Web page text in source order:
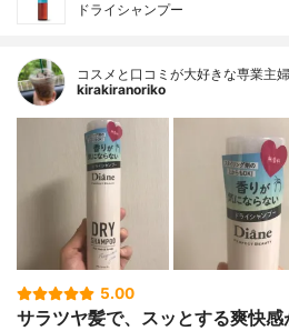
ドライシャンプー
コスメと口コミが大好きな専業主婦
kirakiranoriko
5.00
サラツヤ髪で、スッとする爽快